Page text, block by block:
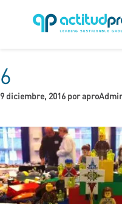
6
9 diciembre, 2016 por